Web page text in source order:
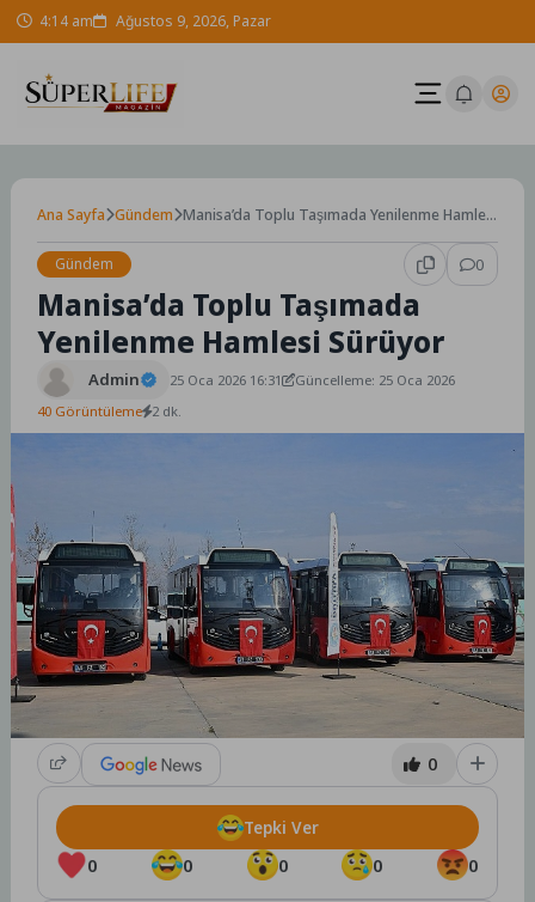
Skip 4:14 am Ağustos 9, 2026, Pazar
Ana Sayfa Gündem Manisa’da Toplu Taşımada Yenilenme Hamlesi
Gündem
0
Manisa’da Toplu Taşımada
Yenilenme Hamlesi Sürüyor
Admin 25 Oca 2026 16:31
Güncelleme: 25 Oca 2026
40 Görüntüleme 2 dk.
0
0 0 0 0 0
Tepki Ver